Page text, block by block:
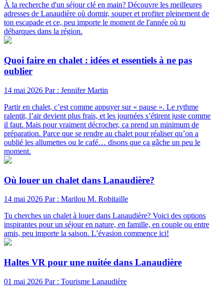
À la recherche d'un séjour clé en main? Découvre les meilleures
adresses de Lanaudière où dormir, souper et profiter pleinement de
ton escapade et ce, peu importe le moment de l'année où tu
débarques dans la région.
Quoi faire en chalet : idées et essentiels à ne pas
oublier
14 mai 2026 Par : Jennifer Martin
Partir en chalet, c’est comme appuyer sur « pause ». Le rythme
ralentit, l’air devient plus frais, et les journées s’étirent juste comme
il faut. Mais pour vraiment décrocher, ça prend un minimum de
préparation. Parce que se rendre au chalet pour réaliser qu’on a
oublié les allumettes ou le café… disons que ça gâche un peu le
moment.
Où louer un chalet dans Lanaudière?
14 mai 2026 Par : Marilou M. Robitaille
Tu cherches un chalet à louer dans Lanaudière? Voici des options
inspirantes pour un séjour en nature, en famille, en couple ou entre
amis, peu importe la saison. L’évasion commence ici!
Haltes VR pour une nuitée dans Lanaudière
01 mai 2026 Par : Tourisme Lanaudière